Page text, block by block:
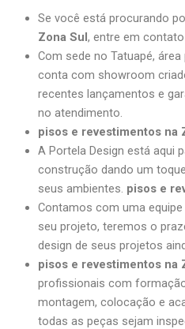
Se você está procurando
Zona Sul, entre em
Com sede no Tatuapé, área
conta com showroom
recentes lançamentos e
no atendimento.
pisos e revestimentos na
A Portela Design está aqui
construção dando um
seus ambientes. pisos e
Contamos com uma
seu projeto, teremos o
design de seus projetos
pisos e revestimentos na
profissionais com
montagem, colocação e
todas as peças sejam